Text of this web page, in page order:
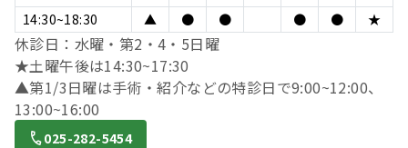
14:30~18:30
▲ ● ● ● ● ★
休診日：水曜・第2・4・5日曜
★土曜午後は14:30~17:30
▲第1/3日曜は手術・紹介などの特診日で9:00~12:00、
13:00~16:00
025-282-5454